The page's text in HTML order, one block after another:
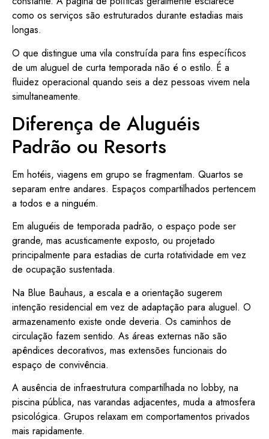
como os serviços são estruturados durante estadias mais
longas.
O que distingue uma vila construída para fins específicos
de um aluguel de curta temporada não é o estilo. É a
fluidez operacional quando seis a dez pessoas vivem nela
simultaneamente.
Diferença de Aluguéis
Padrão ou Resorts
Em hotéis, viagens em grupo se fragmentam. Quartos se
separam entre andares. Espaços compartilhados pertencem
a todos e a ninguém.
Em aluguéis de temporada padrão, o espaço pode ser
grande, mas acusticamente exposto, ou projetado
principalmente para estadias de curta rotatividade em vez
de ocupação sustentada.
Na Blue Bauhaus, a escala e a orientação sugerem
intenção residencial em vez de adaptação para aluguel. O
armazenamento existe onde deveria. Os caminhos de
circulação fazem sentido. As áreas externas não são
apêndices decorativos, mas extensões funcionais do
espaço de convivência.
A ausência de infraestrutura compartilhada no lobby, na
piscina pública, nas varandas adjacentes, muda a atmosfera
psicológica. Grupos relaxam em comportamentos privados
mais rapidamente.